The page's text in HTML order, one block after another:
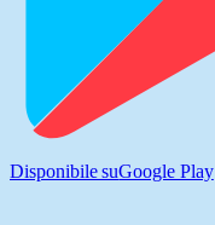
Disponibile suGoogle Play